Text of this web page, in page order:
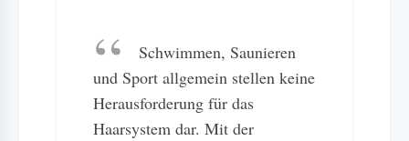
Schwimmen, Saunieren
und Sport allgemein stellen keine
Herausforderung für das
Haarsystem dar. Mit der